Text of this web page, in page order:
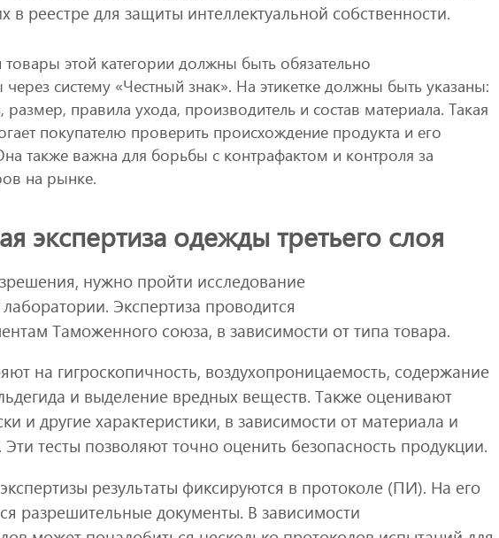
в реестре для защиты интеллектуальной собственности.
этой категории должны быть обязательно
систему «Честный знак». На этикетке должны быть указаны:
размер, правила ухода, производитель и состав материала. Такая
покупателю проверить происхождение продукта и его
также важна для борьбы с контрафактом и контроля за
на рынке.
экспертиза одежды третьего слоя
нужно пройти исследование
Экспертиза проводится
Таможенного союза, в зависимости от типа товара.
на гигроскопичность, воздухопроницаемость, содержание
и выделение вредных веществ. Также оценивают
и другие характеристики, в зависимости от материала и
Эти тесты позволяют точно оценить безопасность продукции.
результаты фиксируются в протоколе (ПИ). На его
разрешительные документы. В зависимости